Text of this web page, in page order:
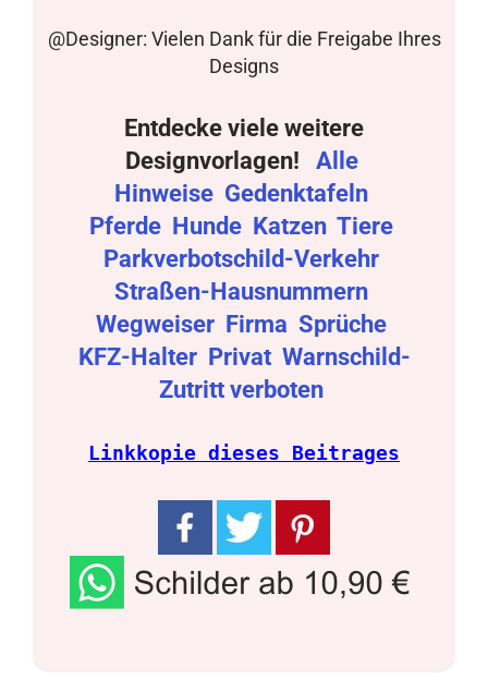
@Designer: Vielen Dank für die Freigabe Ihres
Designs
Entdecke viele weitere
Designvorlagen!
Alle
Hinweise Gedenktafeln
Pferde Hunde Katzen Tiere
Parkverbotschild-Verkehr
Straßen-Hausnummern
Wegweiser Firma Sprüche
KFZ-Halter Privat Warnschild-
Zutritt verboten
Linkkopie dieses Beitrages